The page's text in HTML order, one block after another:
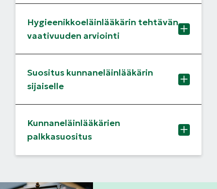
Hygieenikkoeläinlääkärin tehtävän
vaativuuden arviointi
Suositus kunnaneläinlääkärin
sijaiselle
Kunnaneläinlääkärien
palkkasuositus